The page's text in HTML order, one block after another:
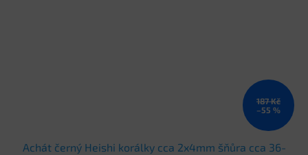
187 Kč
–55 %
Achát černý Heishi korálky cca 2x4mm šňůra cca 36-